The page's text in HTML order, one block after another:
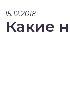
15.12.2018
Какие